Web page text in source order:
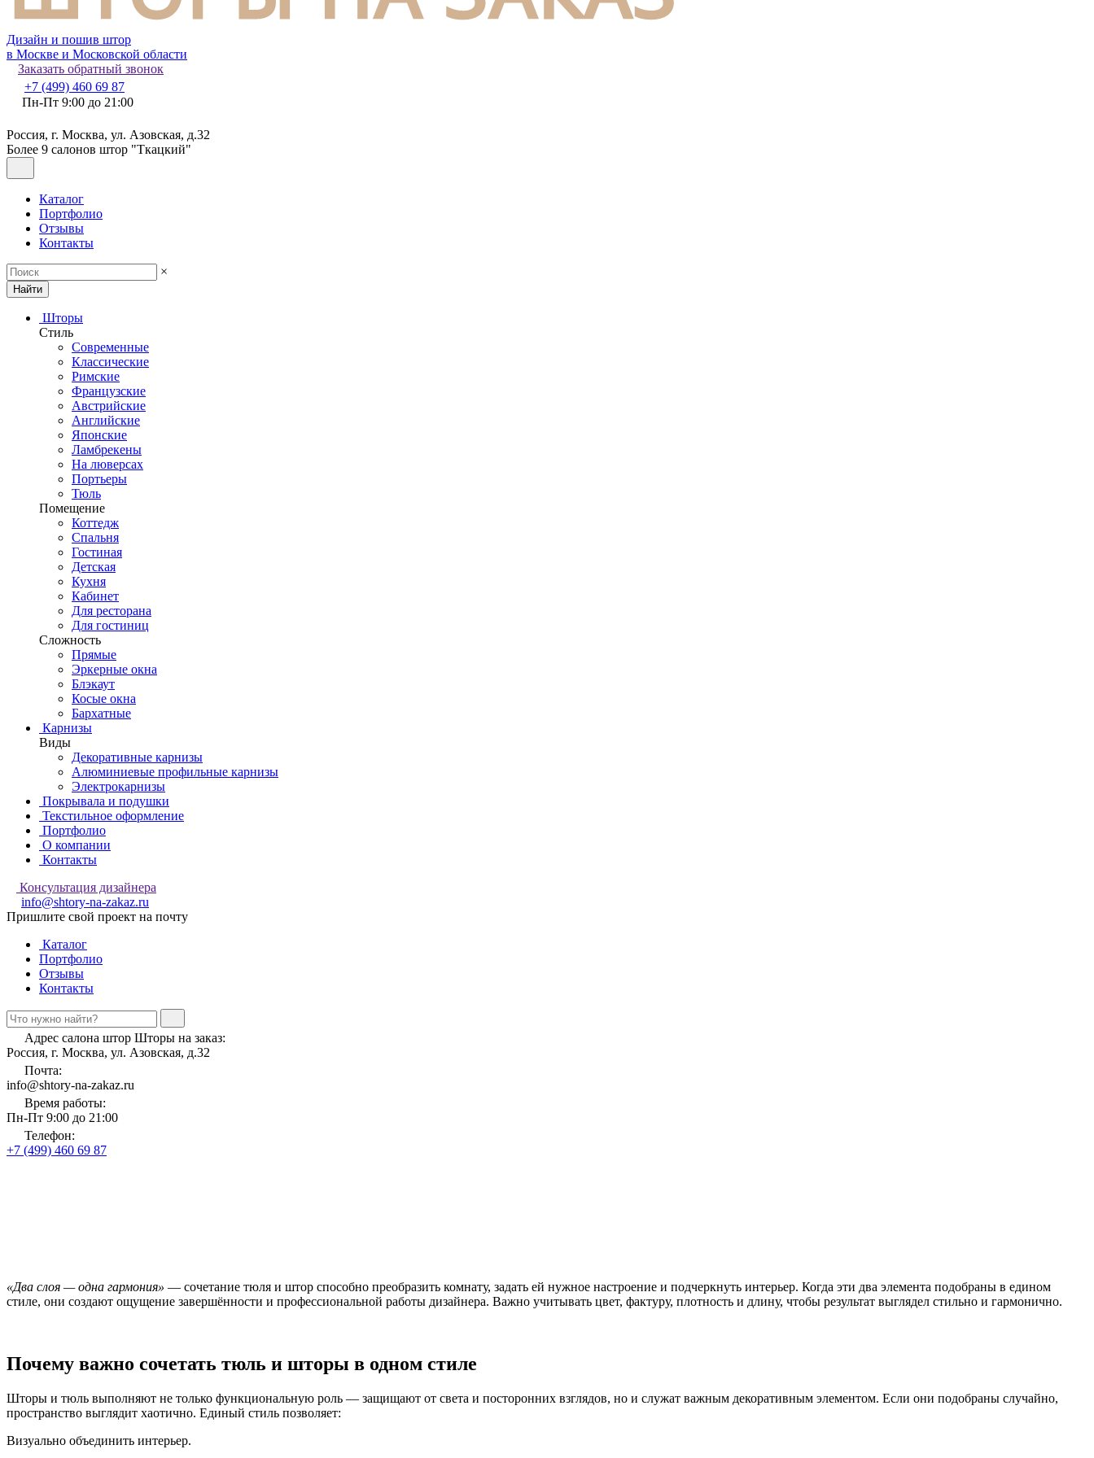
Дизайн и пошив штор
в Москве и Московской области
Заказать обратный звонок
+7 (499) 460 69 87
Пн-Пт 9:00 до 21:00
Россия, г. Москва, ул. Азовская, д.32
Более 9 салонов штор "Ткацкий"
Каталог
Портфолио
Отзывы
Контакты
×
Найти
Шторы
Стиль
Современные
Классические
Римские
Французские
Австрийские
Английские
Японские
Ламбрекены
На люверсах
Портьеры
Тюль
Помещение
Коттедж
Спальня
Гостиная
Детская
Кухня
Кабинет
Для ресторана
Для гостиниц
Сложность
Прямые
Эркерные окна
Блэкаут
Косые окна
Бархатные
Карнизы
Виды
Декоративные карнизы
Алюминиевые профильные карнизы
Электрокарнизы
Покрывала и подушки
Текстильное оформление
Портфолио
О компании
Контакты
Консультация дизайнера
info@shtory-na-zakaz.ru
Пришлите свой проект на почту
Каталог
Портфолио
Отзывы
Контакты
Адрес салона штор Шторы на заказ:
Россия, г. Москва, ул. Азовская, д.32
Почта:
info@shtory-na-zakaz.ru
Время работы:
Пн-Пт 9:00 до 21:00
Телефон:
+7 (499) 460 69 87
«Два слоя — одна гармония» — сочетание тюля и штор способно преобразить комнату, задать ей нужное настроение и подчеркнуть интерьер. Когда эти два элемента подобраны в едином
стиле, они создают ощущение завершённости и профессиональной работы дизайнера. Важно учитывать цвет, фактуру, плотность и длину, чтобы результат выглядел стильно и гармонично.
Почему важно сочетать тюль и шторы в одном стиле
Шторы и тюль выполняют не только функциональную роль — защищают от света и посторонних взглядов, но и служат важным декоративным элементом. Если они подобраны случайно,
пространство выглядит хаотично. Единый стиль позволяет:
Визуально объединить интерьер.